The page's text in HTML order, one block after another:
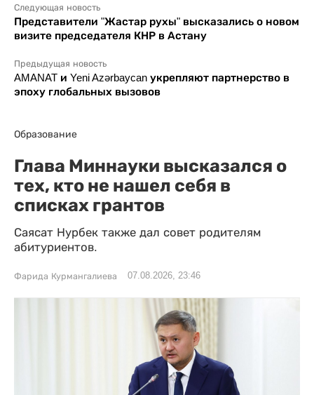
Следующая новость
Представители "Жастар рухы" высказались о новом
визите председателя КНР в Астану
Предыдущая новость
AMANAT и Yeni Azərbaycan укрепляют партнерство в
эпоху глобальных вызовов
Образование
Глава Миннауки высказался о
тех, кто не нашел себя в
списках грантов
Саясат Нурбек также дал совет родителям
абитуриентов.
Фарида Курмангалиева 07.08.2026, 23:46